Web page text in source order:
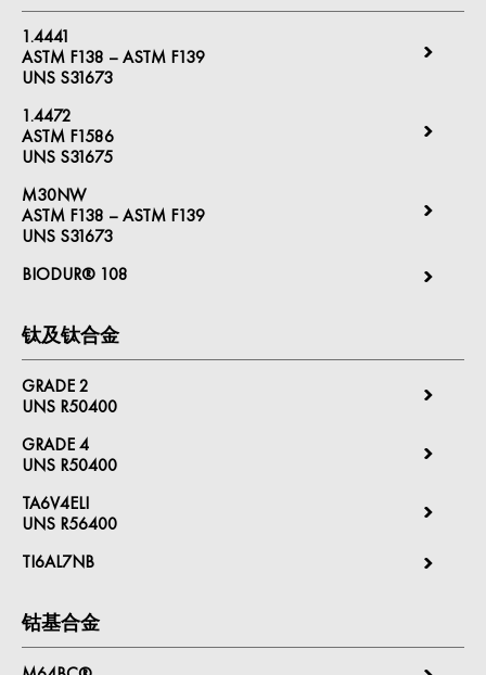
1.4441
ASTM F138 – ASTM F139
UNS S31673
1.4472
ASTM F1586
UNS S31675
M30NW
ASTM F138 – ASTM F139
UNS S31673
BIODUR® 108
钛及钛合金
GRADE 2
UNS R50400
GRADE 4
UNS R50400
TA6V4ELI
UNS R56400
TI6AL7NB
钴基合金